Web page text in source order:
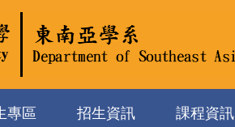
專區 招生資訊 課程資訊